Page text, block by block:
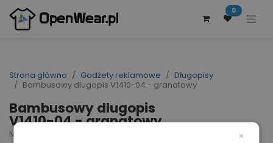
0
Strona główna Gadżety reklamowe
Długopisy
Bambusowy dlugopis V1410-04 - granatowy
Bambusowy dlugopis
V1410-04 - granatowy
Nr artykułu dostawcy: V1410-04 | ID : 9384 ×